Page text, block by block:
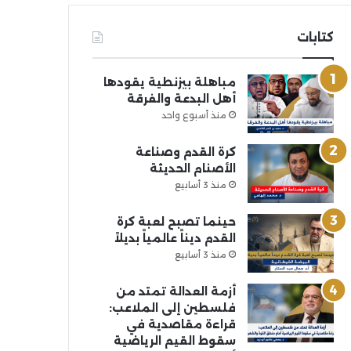
كتابات
مباهلة بيزنطية يقودها
أهل البدعة والفرقة
منذ أسبوع واحد
كرة القدم وصناعة
الأصنام الحديثة
منذ 3 أسابيع
حينما تصبح لعبة كرة
القدم ديناً عالمياً بديلاً
منذ 3 أسابيع
أزمة العدالة تمتد من
فلسطين إلى الملاعب:
قراءة مقاصدية في
سقوط القيم الرياضية